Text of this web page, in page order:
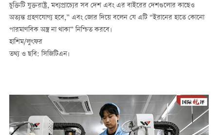
চুক্তিটি যুক্তরাষ্ট্র, মধ্যপ্রাচ্যের সব দেশ এবং এর বাইরের দেশগুলোর কাছেও
অত্যন্ত গ্রহণযোগ্য হবে,” এবং জোর দিয়ে বলেন যে এটি “ইরানের হাতে কোনো
পারমাণবিক অস্ত্র না থাকা” নিশ্চিত করবে।
হাশিম/লুৎফর
তথ্য ও ছবি: সিজিটিএন।